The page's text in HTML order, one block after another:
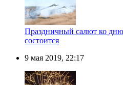
Праздничный салют ко
состоится
9 мая 2019, 22:17